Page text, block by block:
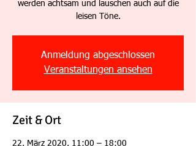
werden achtsam und lauschen auch auf die
leisen Töne.
Anmeldung abgeschlossen
Veranstaltungen ansehen
Zeit & Ort
22. März 2020, 11:00 – 18:00